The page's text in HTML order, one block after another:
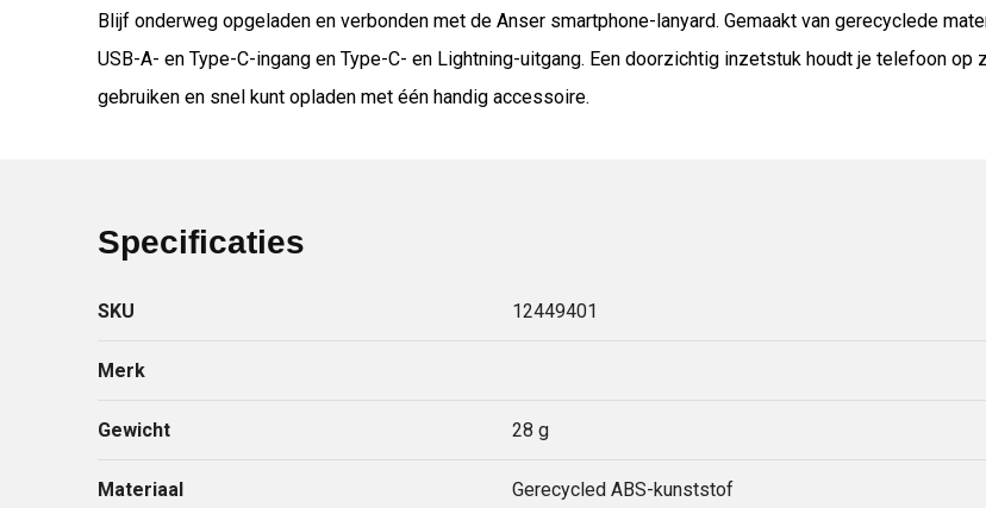
Blijf onderweg opgeladen en verbonden met de Anser smartphone-lanyard. Gemaakt van gerecyclede
USB-A- en Type-C-ingang en Type-C- en Lightning-uitgang. Een doorzichtig inzetstuk houdt je telefoon
gebruiken en snel kunt opladen met één handig accessoire.
Specificaties
SKU 12449401
Merk
Gewicht 28 g
Materiaal Gerecycled ABS-kunststof